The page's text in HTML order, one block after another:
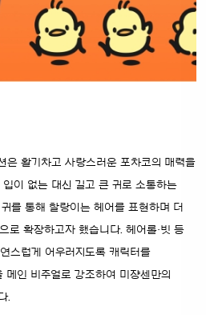
은 활기차고 사랑스러운 포차코의 매력을
이 없는 대신 길고 큰 귀로 소통하는
를 통해 찰랑이는 헤어를 표현하며 더
로 확장하고자 했습니다. 헤어롤·빗 등
스럽게 어우러지도록 캐릭터를
메인 비주얼로 강조하여 미쟝센만의
.